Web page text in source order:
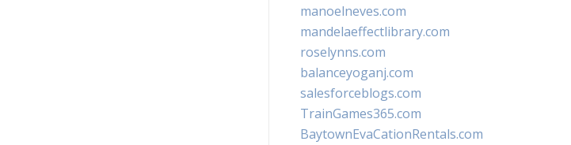
manoelneves.com
mandelaeffectlibrary.com
roselynns.com
balanceyoganj.com
salesforceblogs.com
TrainGames365.com
BaytownEvaCationRentals.com